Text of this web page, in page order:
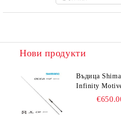
Нови продукти
Въдица
Infinity